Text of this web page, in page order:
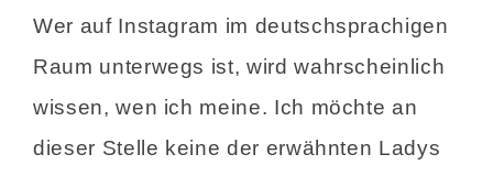
Wer auf Instagram im deutschsprachigen
Raum unterwegs ist, wird wahrscheinlich
wissen, wen ich meine. Ich möchte an
dieser Stelle keine der erwähnten Ladys